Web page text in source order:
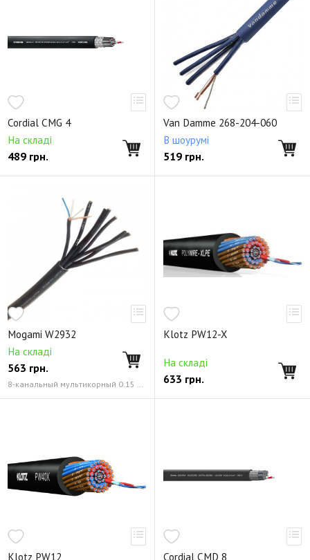
Cordial CMG 4
На складі
489 грн.
Van Damme 268-204-060
В шоурумі
519 грн.
Mogami W2932
На складі
563 грн.
8-канальный мультикорный 0.15 мм² (26 AWG)
Klotz PW12-X
На складі
633 грн.
Klotz PW12 Cordial CMD 8